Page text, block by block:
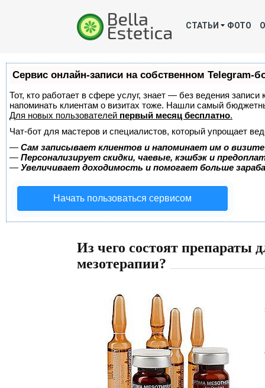
СТАТЬИ ФОТО
Сервис онлайн-записи на собственном Telegram-
Тот, кто работает в сфере услуг, знает — без ведения
напоминать клиентам о визитах тоже. Нашли самый
Для новых пользователей первый месяц бесплатно.
Чат-бот для мастеров и специалистов, который упрощает
— Сам записывает клиентов и напоминает им о
— Персонализирует скидки, чаевые, кэшбэк и
— Увеличивает доходимость и помогает больше
Начать пользоваться сервисом
Из чего состоят препараты
мезотерапии?